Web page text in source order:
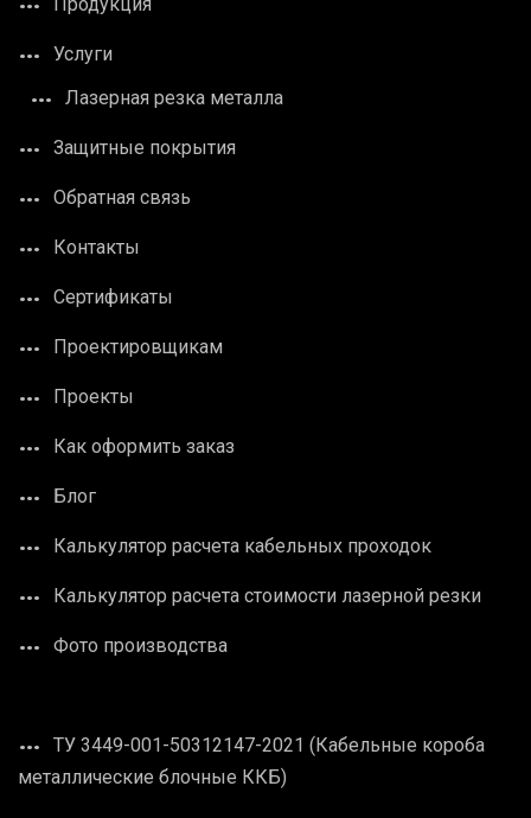
Продукция
Услуги
Лазерная резка металла
Защитные покрытия
Обратная связь
Контакты
Сертификаты
Проектировщикам
Проекты
Как оформить заказ
Блог
Калькулятор расчета кабельных проходок
Калькулятор расчета стоимости лазерной резки
Фото производства
ТУ 3449-001-50312147-2021 (Кабельные короба
металлические блочные ККБ)